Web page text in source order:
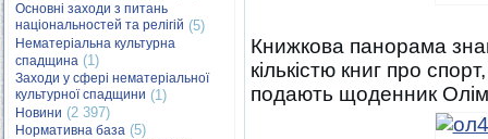
Основні заходи з питань
національностей та релігій (5)
Нематеріальна культурна
спадщина (1)
Заходи у сфері нематеріальної
культурної спадщини (1)
Новини (2 397)
Нормативна база (5)
Книжкова панорама
кількістю книг про
подають щоденник